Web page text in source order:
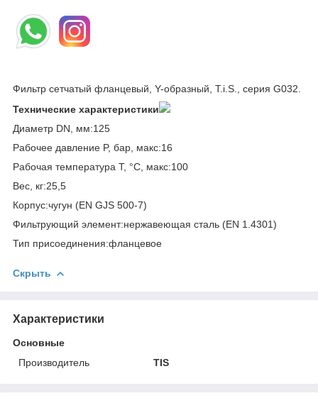
Фильтр сетчатый фланцевый, Y-образный, T.i.S., серия G032.
Технические характеристики
Диаметр DN, мм:125
Рабочее давление P, бар, макс:16
Рабочая температура T, °C, макс:100
Вес, кг:25,5
Корпус:чугун (EN GJS 500-7)
Фильтрующий элемент:нержавеющая сталь (EN 1.4301)
Тип присоединения:фланцевое
Скрыть
Характеристики
Основные
Производитель
TIS